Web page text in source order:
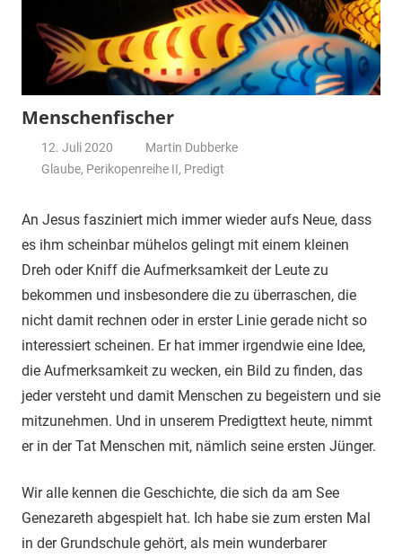
Menschenfischer
12. Juli 2020
Martin Dubberke
Glaube, Perikopenreihe II, Predigt
An Jesus fasziniert mich immer wieder aufs Neue, dass
es ihm scheinbar mühelos gelingt mit einem kleinen
Dreh oder Kniff die Aufmerksamkeit der Leute zu
bekommen und insbesondere die zu überraschen, die
nicht damit rechnen oder in erster Linie gerade nicht so
interessiert scheinen. Er hat immer irgendwie eine Idee,
die Aufmerksamkeit zu wecken, ein Bild zu finden, das
jeder versteht und damit Menschen zu begeistern und sie
mitzunehmen. Und in unserem Predigttext heute, nimmt
er in der Tat Menschen mit, nämlich seine ersten Jünger.
Wir alle kennen die Geschichte, die sich da am See
Genezareth abgespielt hat. Ich habe sie zum ersten Mal
in der Grundschule gehört, als mein wunderbarer